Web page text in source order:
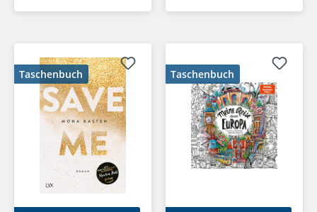
Taschenbuch Taschenbuch